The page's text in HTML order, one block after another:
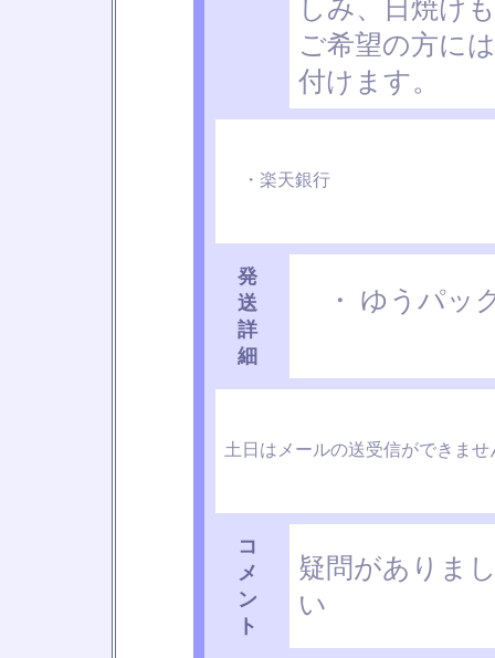
しみ、日焼け
ご希望の方に
付けます。
・楽天銀行
発
送
詳
細
・ ゆうパッ
土日はメールの送受信ができませ
コ
メ
ン
ト
疑問がありま
い